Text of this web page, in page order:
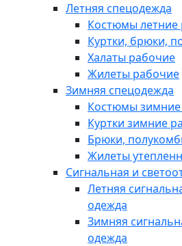
Летняя спецодежда
Костюмы летние
Куртки, брюки,
Халаты рабочие
Жилеты рабочие
Зимняя спецодежда
Костюмы
Куртки зимние
Брюки,
Жилеты
Сигнальная и
Летняя
одежда
Зимняя
одежда